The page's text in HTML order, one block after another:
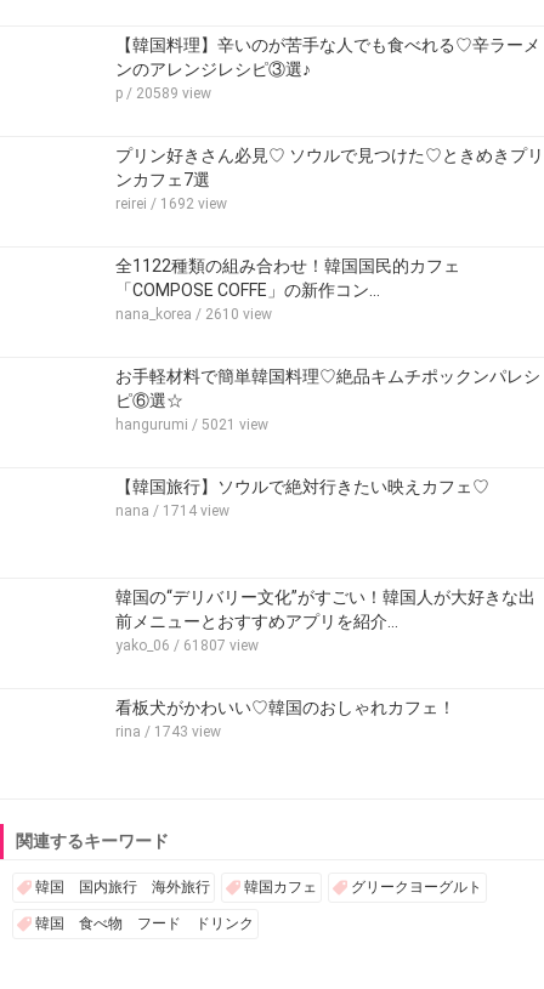
【韓国料理】辛いのが苦手な人でも食べれる♡辛ラーメ
ンのアレンジレシピ③選♪
p / 20589 view
プリン好きさん必見♡ ソウルで見つけた♡ときめきプリ
ンカフェ7選
reirei / 1692 view
全1122種類の組み合わせ！韓国国民的カフェ
「COMPOSE COFFE」の新作コン…
nana_korea / 2610 view
お手軽材料で簡単韓国料理♡絶品キムチポックンパレシ
ピ⑥選☆
hangurumi / 5021 view
【韓国旅行】ソウルで絶対行きたい映えカフェ♡
nana / 1714 view
韓国の“デリバリー文化”がすごい！韓国人が大好きな出
前メニューとおすすめアプリを紹介…
yako_06 / 61807 view
看板犬がかわいい♡韓国のおしゃれカフェ！
rina / 1743 view
関連するキーワード
韓国 国内旅行 海外旅行 韓国カフェ グリークヨーグルト
韓国 食べ物 フード ドリンク